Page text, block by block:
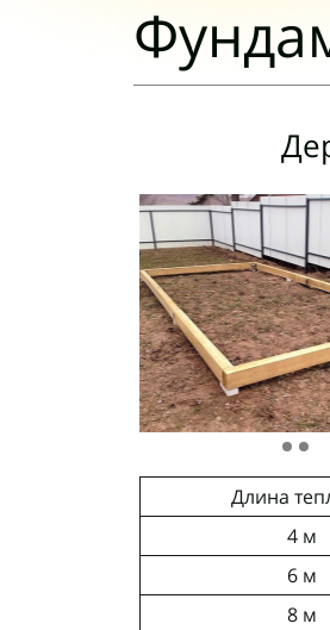
Длина
4 м
6 м
8 м